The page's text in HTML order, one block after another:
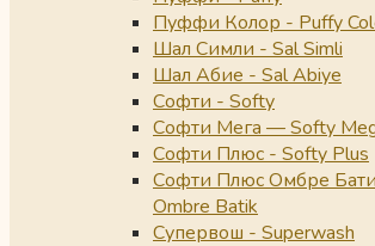
Пуффи Колор - Puffy
Шал Симли - Sal Simli
Шал Абие - Sal Abiye
Софти - Softy
Софти Мега — Softy
Софти Плюс - Softy Plus
Софти Плюс Омбре
Ombre Batik
Супервош - Superwash